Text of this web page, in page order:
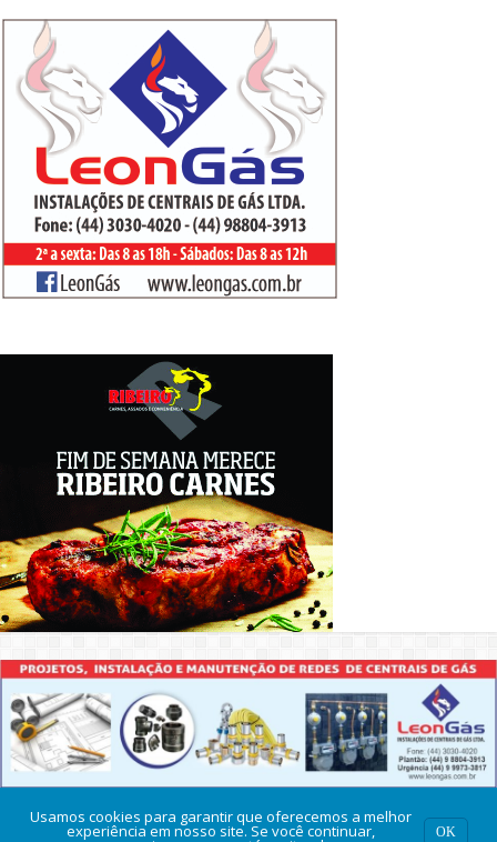
Usamos cookies para garantir que oferecemos a melhor
experiência em nosso site. Se você continuar, OK